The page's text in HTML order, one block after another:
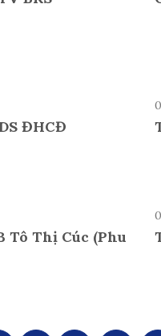
ĐHCĐ
Tô Thị Cúc (Phu